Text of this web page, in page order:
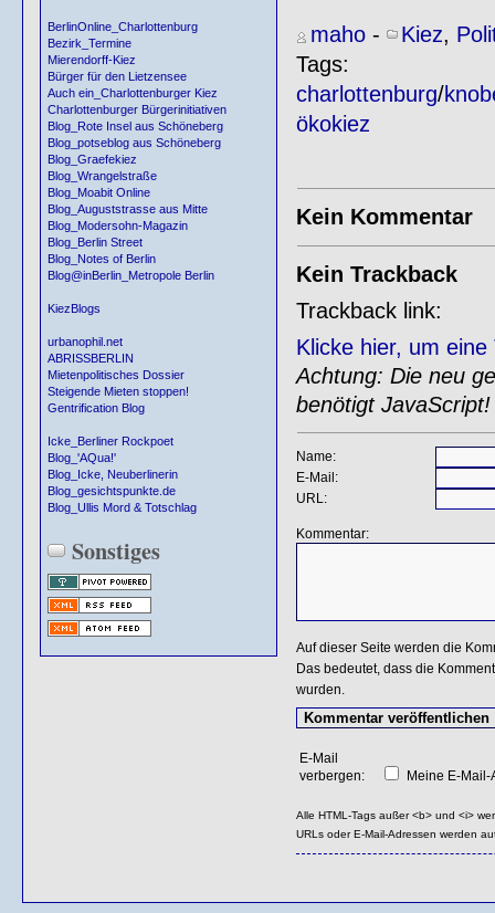
BerlinOnline_Charlottenburg
Bezirk_Termine
Mierendorff-Kiez
Bürger für den Lietzensee
Auch ein_Charlottenburger Kiez
Charlottenburger Bürgerinitiativen
Blog_Rote Insel aus Schöneberg
Blog_potseblog aus Schöneberg
Blog_Graefekiez
Blog_Wrangelstraße
Blog_Moabit Online
Blog_Auguststrasse aus Mitte
Blog_Modersohn-Magazin
Blog_Berlin Street
Blog_Notes of Berlin
Blog@inBerlin_Metropole Berlin
KiezBlogs
urbanophil.net
ABRISSBERLIN
Mietenpolitisches Dossier
Steigende Mieten stoppen!
Gentrification Blog
Icke_Berliner Rockpoet
Blog_'AQua!'
Blog_Icke, Neuberlinerin
Blog_gesichtspunkte.de
Blog_Ullis Mord & Totschlag
Sonstiges
maho- Kiez,
Tags:
charlottenburg/
ökokiez
Kein Kommentar
Kein Trackback
Trackback link:
Klicke hier, um
Achtung: Die neu
benötigt JavaScript!
Name:
E-Mail:
URL:
Kommentar:
Auf dieser Seite werden die
Das bedeutet, dass die
wurden.
E-Mail
verbergen:
Meine E-
Alle HTML-Tags außer <b> und <i>
URLs oder E-Mail-Adressen werden